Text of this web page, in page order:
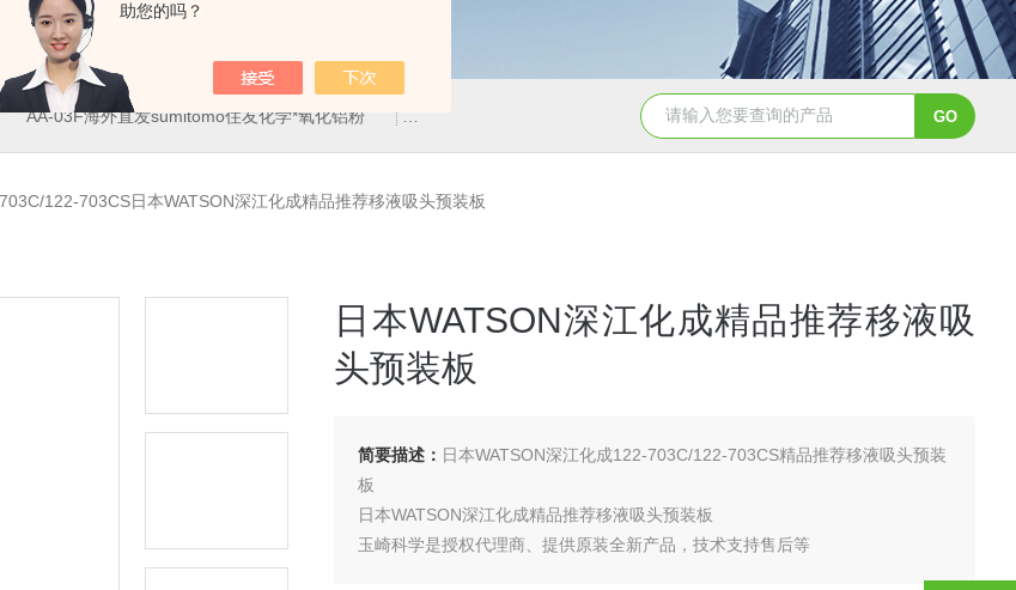
助您的吗？
AA-03F海外直发sumitomo住友化学*氧化铝粉 AA-2日本进口sumitomo住友化学*氧化铝粉 AA-07工业级精品
122-703CS日本WATSON深江化成精品推荐移液吸头预装板
日本WATSON深江化成精品推荐移液吸
头预装板
简要描述： 日本WATSON深江化成122-703C/122-703CS精品推荐移液吸头预装
板
日本WATSON深江化成精品推荐移液吸头预装板
玉崎科学是授权代理商、提供原装全新产品，技术支持售后等